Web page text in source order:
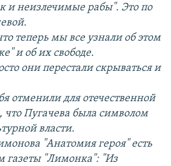
и неизлечимые рабы". Это по
теперь мы все узнали об этом
и об их свободе.
они перестали скрываться и
отменили для отечественной
Пугачева была символом
власти.
"Анатомия героя" есть
газеты "Лимонка": "Из